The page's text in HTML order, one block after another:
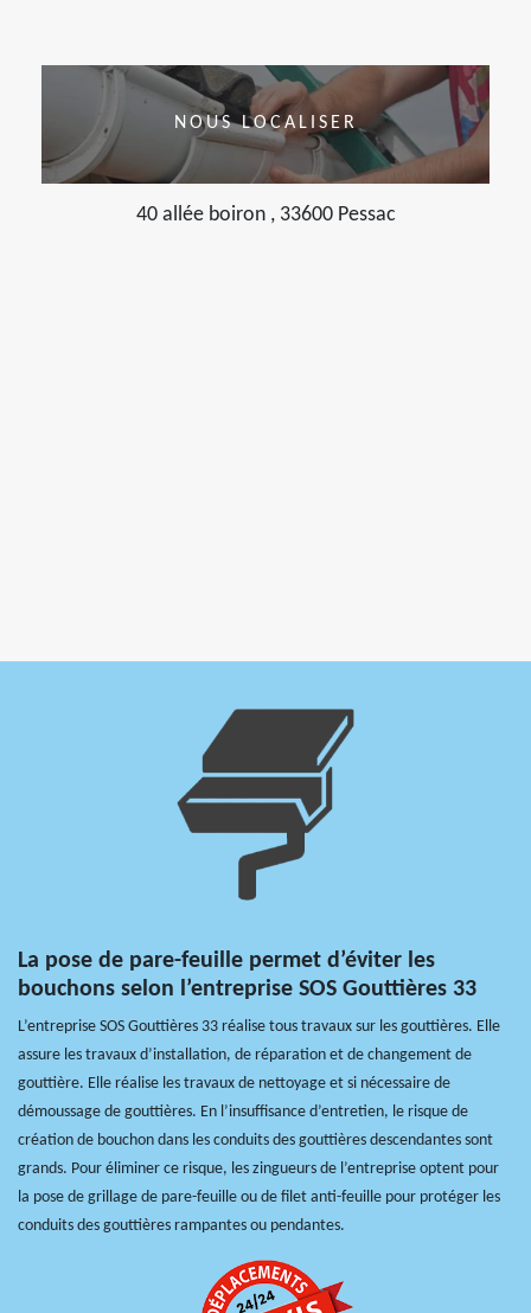
NOUS LOCALISER
40 allée boiron , 33600 Pessac
La pose de pare-feuille permet d’éviter les
bouchons selon l’entreprise SOS Gouttières 33
L’entreprise SOS Gouttières 33 réalise tous travaux sur les gouttières. Elle
assure les travaux d’installation, de réparation et de changement de
gouttière. Elle réalise les travaux de nettoyage et si nécessaire de
démoussage de gouttières. En l’insuffisance d’entretien, le risque de
création de bouchon dans les conduits des gouttières descendantes sont
grands. Pour éliminer ce risque, les zingueurs de l’entreprise optent pour
la pose de grillage de pare-feuille ou de filet anti-feuille pour protéger les
conduits des gouttières rampantes ou pendantes.